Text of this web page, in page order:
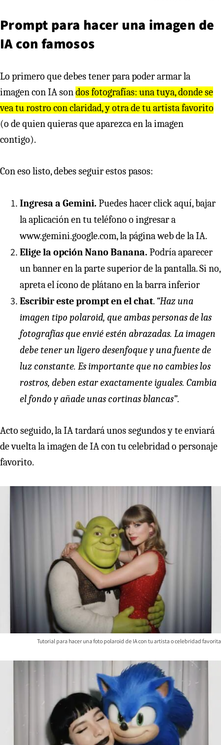
Prompt para hacer una imagen de
IA con famosos
Lo primero que debes tener para poder armar la
imagen con IA son dos fotografías: una tuya, donde se
vea tu rostro con claridad, y otra de tu artista favorito
(o de quien quieras que aparezca en la imagen
contigo).
Con eso listo, debes seguir estos pasos:
Ingresa a Gemini. Puedes hacer click aquí, bajar
la aplicación en tu teléfono o ingresar a
www.gemini.google.com, la página web de la IA.
Elige la opción Nano Banana. Podría aparecer
un banner en la parte superior de la pantalla. Si no,
apreta el ícono de plátano en la barra inferior
Escribir este prompt en el chat. “Haz una
imagen tipo polaroid, que ambas personas de las
fotografías que envié estén abrazadas. La imagen
debe tener un ligero desenfoque y una fuente de
luz constante. Es importante que no cambies los
rostros, deben estar exactamente iguales. Cambia
el fondo y añade unas cortinas blancas”.
Acto seguido, la IA tardará unos segundos y te enviará
de vuelta la imagen de IA con tu celebridad o personaje
favorito.
Tutorial para hacer una foto polaroid de IA con tu artista o celebridad favorita